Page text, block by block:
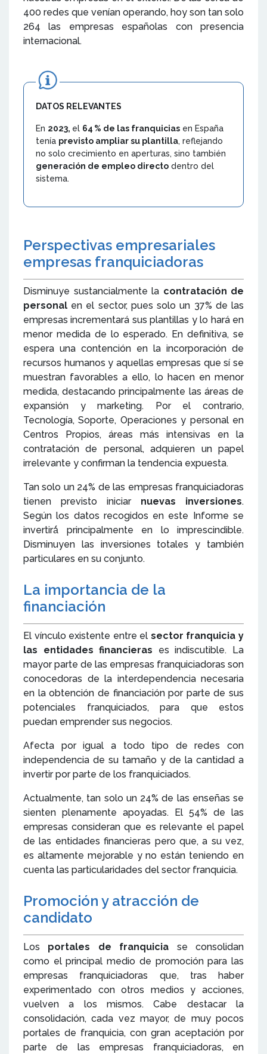
400 redes que venían operando, hoy son tan solo
264 las empresas españolas con presencia
internacional.
DATOS RELEVANTES
En 2023, el 64 % de las franquicias en España
tenía previsto ampliar su plantilla, reflejando
no solo crecimiento en aperturas, sino también
generación de empleo directo dentro del
sistema.
Perspectivas empresariales
empresas franquiciadoras
Disminuye sustancialmente la contratación de
personal en el sector, pues solo un 37% de las
empresas incrementará sus plantillas y lo hará en
menor medida de lo esperado. En definitiva, se
espera una contención en la incorporación de
recursos humanos y aquellas empresas que sí se
muestran favorables a ello, lo hacen en menor
medida, destacando principalmente las áreas de
expansión y marketing. Por el contrario,
Tecnología, Soporte, Operaciones y personal en
Centros Propios, áreas más intensivas en la
contratación de personal, adquieren un papel
irrelevante y confirman la tendencia expuesta.
Tan solo un 24% de las empresas franquiciadoras
tienen previsto iniciar nuevas inversiones.
Según los datos recogidos en este Informe se
invertirá́ principalmente en lo imprescindible.
Disminuyen las inversiones totales y también
particulares en su conjunto.
La importancia de la
financiación
El vínculo existente entre el sector franquicia y
las entidades financieras es indiscutible. La
mayor parte de las empresas franquiciadoras son
conocedoras de la interdependencia necesaria
en la obtención de financiación por parte de sus
potenciales franquiciados, para que estos
puedan emprender sus negocios.
Afecta por igual a todo tipo de redes con
independencia de su tamaño y de la cantidad a
invertir por parte de los franquiciados.
Actualmente, tan solo un 24% de las enseñas se
sienten plenamente apoyadas. El 54% de las
empresas consideran que es relevante el papel
de las entidades financieras pero que, a su vez,
es altamente mejorable y no están teniendo en
cuenta las particularidades del sector franquicia.
Promoción y atracción de
candidato
Los portales de franquicia se consolidan
como el principal medio de promoción para las
empresas franquiciadoras que, tras haber
experimentado con otros medios y acciones,
vuelven a los mismos. Cabe destacar la
consolidación, cada vez mayor, de muy pocos
portales de franquicia, con gran aceptación por
parte de las empresas franquiciadoras, en